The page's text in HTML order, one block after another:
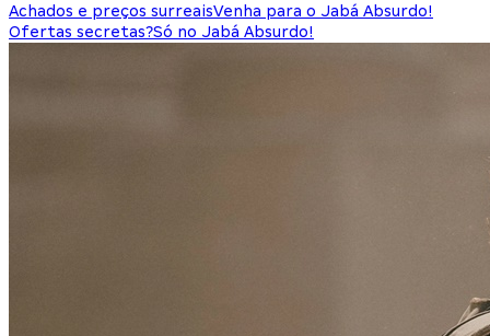
Achados e preços surreaisVenha para o Jabá Absurdo!
Ofertas secretas?Só no Jabá Absurdo!